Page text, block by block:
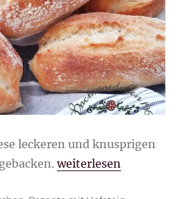
leckeren und knusprigen
„Baguettekrusties“
weiterlesen